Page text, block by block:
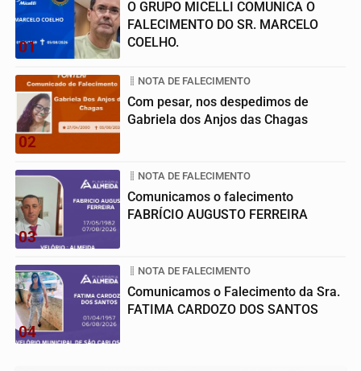
01
O GRUPO MICELLI COMUNICA O
FALECIMENTO DO SR. MARCELO
COELHO.
02
NOTA DE FALECIMENTO
Com pesar, nos despedimos de
Gabriela dos Anjos das Chagas
03
NOTA DE FALECIMENTO
Comunicamos o falecimento
FABRÍCIO AUGUSTO FERREIRA
04
NOTA DE FALECIMENTO
Comunicamos o Falecimento da Sra.
FATIMA CARDOZO DOS SANTOS